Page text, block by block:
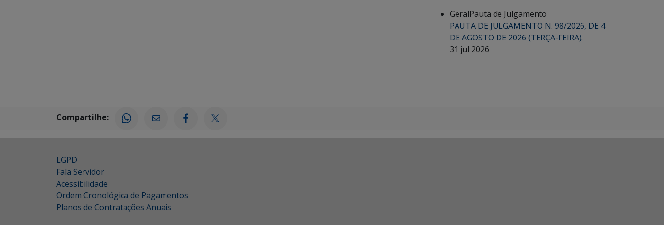
GeralPauta de Julgamento
PAUTA DE JULGAMENTO N. 98/2026, DE 4
DE AGOSTO DE 2026 (TERÇA-FEIRA).
31 jul 2026
Compartilhe:
LGPD
Fala Servidor
Acessibilidade
Ordem Cronológica de Pagamentos
Planos de Contratações Anuais